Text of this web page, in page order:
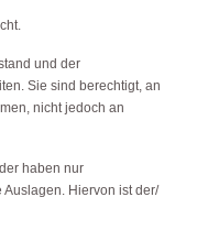
und der
Sie sind berechtigt, an
nicht jedoch an
haben nur
Hiervon ist der/